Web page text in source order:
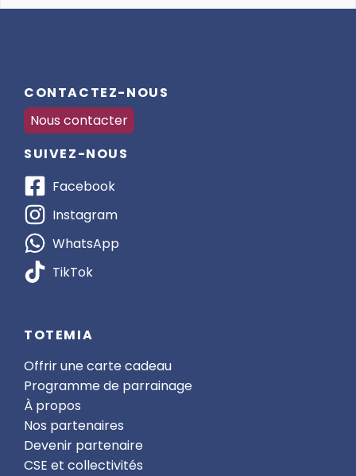
CONTACTEZ-NOUS
Nous contacter
SUIVEZ-NOUS
Facebook
Instagram
WhatsApp
TikTok
TOTEMIA
Offrir une carte cadeau
Programme de parrainage
À propos
Nos partenaires
Devenir partenaire
CSE et collectivités